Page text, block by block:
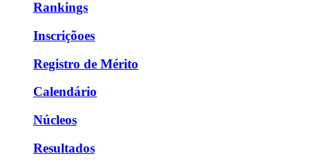
Rankings
Inscriçõoes
Registro de Mérito
Calendário
Núcleos
Resultados